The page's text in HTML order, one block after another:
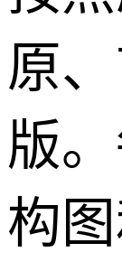
原
版
构图